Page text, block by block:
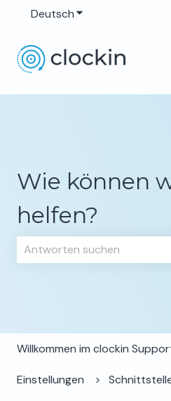
DeutschUntermenü für
Wie können
helfen?
Willkommen im clockin
Einstellungen